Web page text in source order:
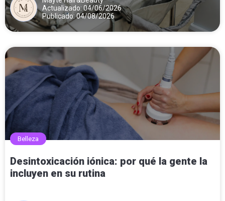
Actualizado: 04/06/2026
Publicado: 04/08/2026
Belleza
Desintoxicación iónica: por qué la gente la
incluyen en su rutina